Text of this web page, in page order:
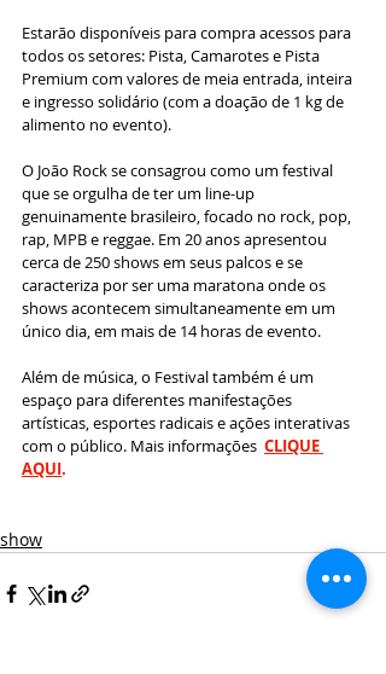
Estarão disponíveis para compra acessos para
todos os setores: Pista, Camarotes e Pista
Premium com valores de meia entrada, inteira
e ingresso solidário (com a doação de 1 kg de
alimento no evento).
O João Rock se consagrou como um festival
que se orgulha de ter um line-up
genuinamente brasileiro, focado no rock, pop,
rap, MPB e reggae. Em 20 anos apresentou
cerca de 250 shows em seus palcos e se
caracteriza por ser uma maratona onde os
shows acontecem simultaneamente em um
único dia, em mais de 14 horas de evento.
Além de música, o Festival também é um
espaço para diferentes manifestações
artísticas, esportes radicais e ações interativas
com o público. Mais informações CLIQUE
AQUI.
show